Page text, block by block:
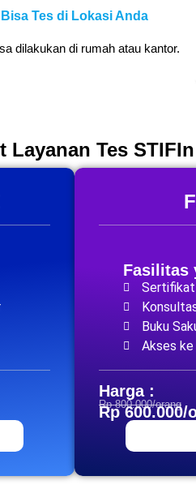
Bisa Tes di Lokasi Anda
dilakukan di rumah atau kantor.
Layanan Tes STIFIn
Fasilitas
Sertifikat
Buku
Akses
Harga :
Rp 800.000/orang
Rp 600.000/